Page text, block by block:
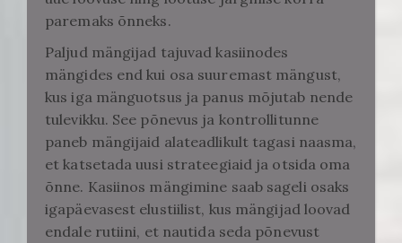
paremaks õnneks.
Paljud mängijad tajuvad kasiinodes
mängides end kui osa suuremast mängust,
kus iga mänguotsus ja panus mõjutab nende
tulevikku. See põnevus ja kontrollitunne
paneb mängijaid alateadlikult tagasi naasma,
et katsetada uusi strateegiaid ja otsida oma
õnne. Kasiinos mängimine saab sageli osaks
igapäevasest elustiilist, kus mängijad loovad
endale rutiini, et nautida seda põnevust